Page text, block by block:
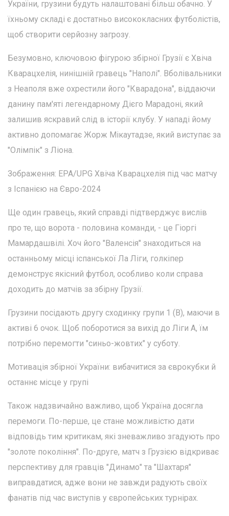
України, грузини будуть налаштовані більш обачно. У
їхньому складі є достатньо висококласних футболістів,
щоб створити серйозну загрозу.
Безумовно, ключовою фігурою збірної Грузії є Хвіча
Кварацхелія, нинішній гравець "Наполі". Вболівальники
з Неаполя вже охрестили його "Кварадона", віддаючи
данину пам'яті легендарному Дієго Марадоні, який
залишив яскравий слід в історії клубу. У нападі йому
активно допомагає Жорж Мікаутадзе, який виступає за
"Олімпік" з Ліона.
Зображення: EPA/UPG Хвіча Кварацхелія під час матчу
з Іспанією на Євро-2024
Ще один гравець, який справді підтверджує вислів
про те, що ворота - половина команди, - це Гіоргі
Мамардашвілі. Хоч його "Валенсія" знаходиться на
останньому місці іспанської Ла Ліги, голкіпер
демонструє якісний футбол, особливо коли справа
доходить до матчів за збірну Грузії.
Грузини посідають другу сходинку групи 1 (В), маючи в
активі 6 очок. Щоб поборотися за вихід до Ліги А, їм
потрібно перемогти "синьо-жовтих" у суботу.
Мотивація збірної України: вибачитися за єврокубки й
останнє місце у групі
Також надзвичайно важливо, щоб Україна досягла
перемоги. По-перше, це стане можливістю дати
відповідь тим критикам, які зневажливо згадують про
"золоте покоління". По-друге, матч з Грузією відкриває
перспективу для гравців "Динамо" та "Шахтаря"
виправдатися, адже вони не завжди радують своїх
фанатів під час виступів у європейських турнірах.